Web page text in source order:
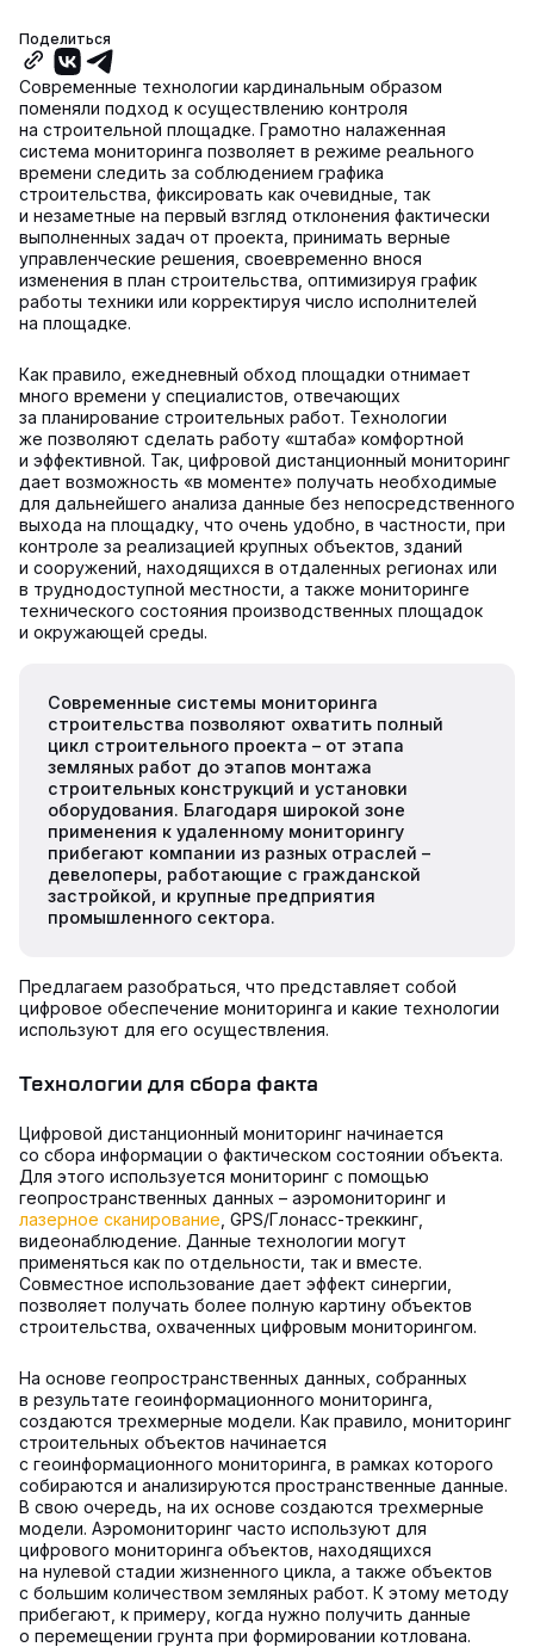
Поделиться
Современные технологии кардинальным образом
поменяли подход к осуществлению контроля
на строительной площадке. Грамотно налаженная
система мониторинга позволяет в режиме реального
времени следить за соблюдением графика
строительства, фиксировать как очевидные, так
и незаметные на первый взгляд отклонения фактически
выполненных задач от проекта, принимать верные
управленческие решения, своевременно внося
изменения в план строительства, оптимизируя график
работы техники или корректируя число исполнителей
на площадке.
Как правило, ежедневный обход площадки отнимает
много времени у специалистов, отвечающих
за планирование строительных работ. Технологии
же позволяют сделать работу «штаба» комфортной
и эффективной. Так, цифровой дистанционный мониторинг
дает возможность «в моменте» получать необходимые
для дальнейшего анализа данные без непосредственного
выхода на площадку, что очень удобно, в частности, при
контроле за реализацией крупных объектов, зданий
и сооружений, находящихся в отдаленных регионах или
в труднодоступной местности, а также мониторинге
технического состояния производственных площадок
и окружающей среды.
Современные системы мониторинга
строительства позволяют охватить полный
цикл строительного проекта – от этапа
земляных работ до этапов монтажа
строительных конструкций и установки
оборудования. Благодаря широкой зоне
применения к удаленному мониторингу
прибегают компании из разных отраслей –
девелоперы, работающие с гражданской
застройкой, и крупные предприятия
промышленного сектора.
Предлагаем разобраться, что представляет собой
цифровое обеспечение мониторинга и какие технологии
используют для его осуществления.
Технологии для сбора факта
Цифровой дистанционный мониторинг начинается
со сбора информации о фактическом состоянии объекта.
Для этого используется мониторинг с помощью
геопространственных данных – аэромониторинг и
лазерное сканирование , GPS/Глонасс-треккинг,
видеонаблюдение. Данные технологии могут
применяться как по отдельности, так и вместе.
Совместное использование дает эффект синергии,
позволяет получать более полную картину объектов
строительства, охваченных цифровым мониторингом.
На основе геопространственных данных, собранных
в результате геоинформационного мониторинга,
создаются трехмерные модели. Как правило, мониторинг
строительных объектов начинается
с геоинформационного мониторинга, в рамках которого
собираются и анализируются пространственные данные.
В свою очередь, на их основе создаются трехмерные
модели. Аэромониторинг часто используют для
цифрового мониторинга объектов, находящихся
на нулевой стадии жизненного цикла, а также объектов
с большим количеством земляных работ. К этому методу
прибегают, к примеру, когда нужно получить данные
о перемещении грунта при формировании котлована.